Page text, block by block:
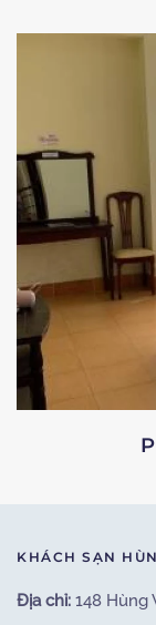
KHÁCH SẠN
Địa chỉ: 148 Hùng